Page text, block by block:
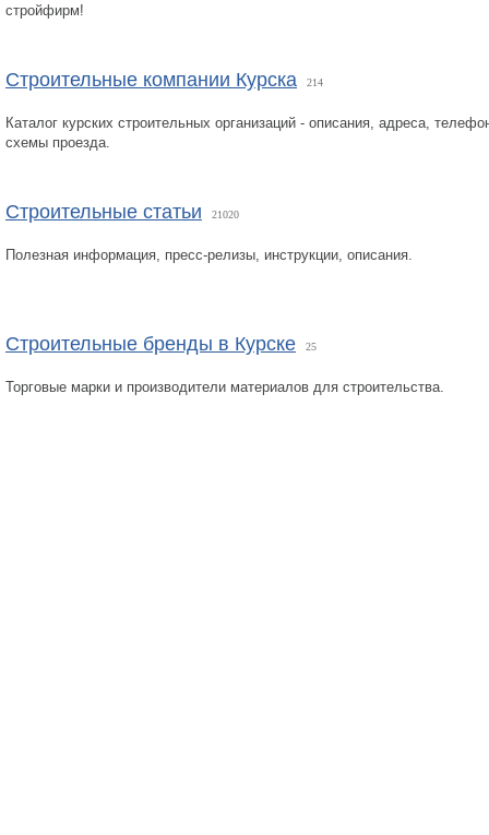
стройфирм!
Строительные компании Курска 214
Каталог курских строительных организаций - описания, адреса,
схемы проезда.
Строительные статьи 21020
Полезная информация, пресс-релизы, инструкции, описания.
Строительные бренды в Курске 25
Торговые марки и производители материалов для строительства.